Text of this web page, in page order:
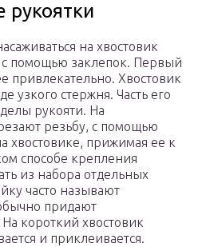
рукоятки
на хвостовик
с помощью заклепок. Первый
привлекательно. Хвостовик
узкого стержня. Часть его
рукояти. На
резьбу, с помощью
хвостовике, прижимая ее к
способе крепления
из набора отдельных
часто называют
придают
короткий хвостовик
и приклеивается.